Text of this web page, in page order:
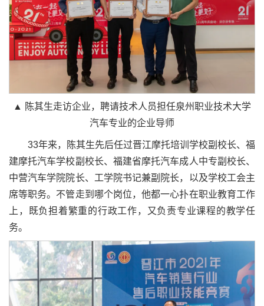
▲ 陈其生走访企业，聘请技术人员担任泉州职业技术大学
汽车专业的企业导师
33年来，陈其生先后任过晋江摩托培训学校副校长、福
建摩托汽车学校副校长、福建省摩托汽车成人中专副校长、
中营汽车学院院长、工学院书记兼副院长，以及学校工会主
席等职务。不管走到哪个岗位，他都一心扑在职业教育工作
上，既负担着繁重的行政工作，又负责专业课程的教学任
务。